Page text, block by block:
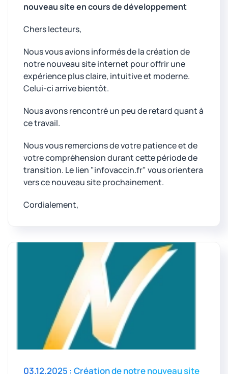
nouveau site en cours de développement
Chers lecteurs,
Nous vous avions informés de la création de
notre nouveau site internet pour offrir une
expérience plus claire, intuitive et moderne.
Celui-ci arrive bientôt.
Nous avons rencontré un peu de retard quant à
ce travail.
Nous vous remercions de votre patience et de
votre compréhension durant cette période de
transition. Le lien "infovaccin.fr" vous orientera
vers ce nouveau site prochainement.
Cordialement,
03.12.2025 : Création de notre nouveau site